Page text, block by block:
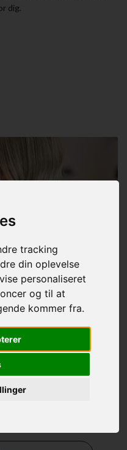
tracking
din oplevelse
personaliseret
og til at
kommer fra.
dig.
og priser. Jeg